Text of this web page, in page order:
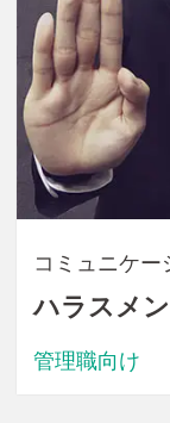
コミュニケー
ハラスメ
管理職向け